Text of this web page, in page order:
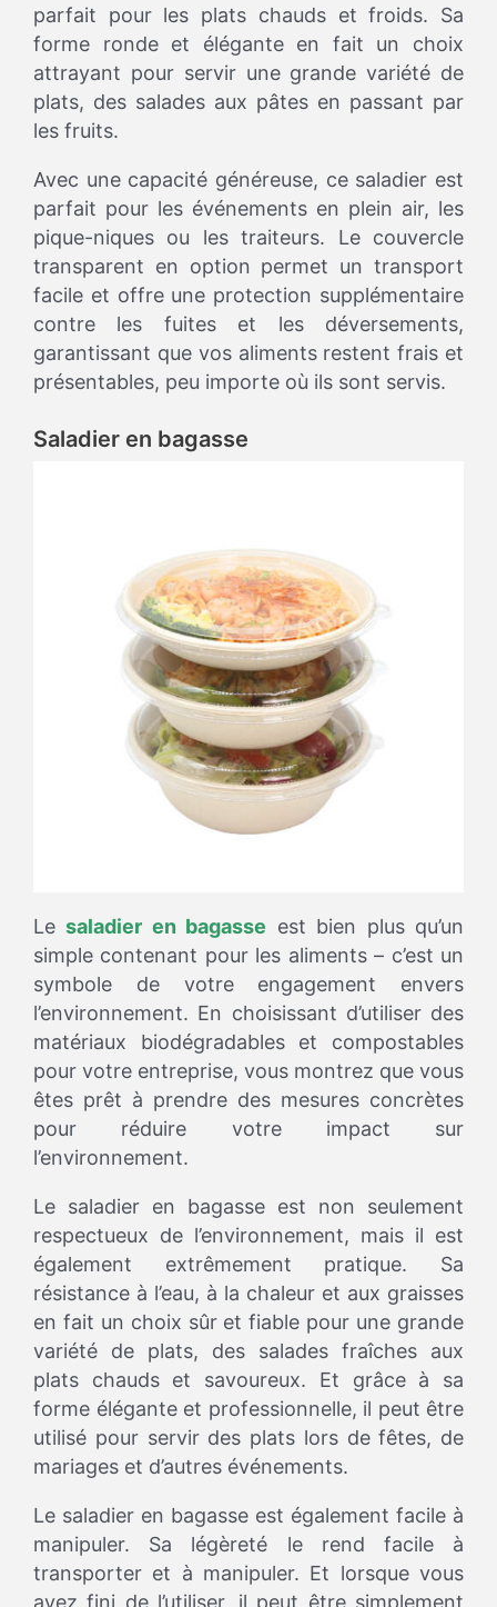
parfait pour les plats chauds et froids. Sa
forme ronde et élégante en fait un choix
attrayant pour servir une grande variété de
plats, des salades aux pâtes en passant par
les fruits.
Avec une capacité généreuse, ce saladier est
parfait pour les événements en plein air, les
pique-niques ou les traiteurs. Le couvercle
transparent en option permet un transport
facile et offre une protection supplémentaire
contre les fuites et les déversements,
garantissant que vos aliments restent frais et
présentables, peu importe où ils sont servis.
Saladier en bagasse
Lesaladier en bagasse est bien plus qu’un
simple contenant pour les aliments – c’est un
symbole de votre engagement envers
l’environnement. En choisissant d’utiliser des
matériaux biodégradables et compostables
pour votre entreprise, vous montrez que vous
êtes prêt à prendre des mesures concrètes
pour réduire votre impact sur
l’environnement.
Le saladier en bagasse est non seulement
respectueux de l’environnement, mais il est
également extrêmement pratique. Sa
résistance à l’eau, à la chaleur et aux graisses
en fait un choix sûr et fiable pour une grande
variété de plats, des salades fraîches aux
plats chauds et savoureux. Et grâce à sa
forme élégante et professionnelle, il peut être
utilisé pour servir des plats lors de fêtes, de
mariages et d’autres événements.
Le saladier en bagasse est également facile à
manipuler. Sa légèreté le rend facile à
transporter et à manipuler. Et lorsque vous